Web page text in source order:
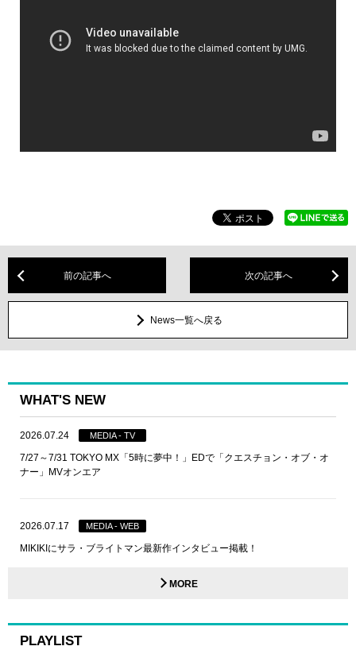
前の記事へ 次の記事へ
News一覧へ戻る
WHAT'S NEW
2026.07.24 MEDIA - TV
7/27～7/31 TOKYO MX「5時に夢中！」EDで「クエスチョン・オブ・オ
ナー」MVオンエア
2026.07.17 MEDIA - WEB
MIKIKIにサラ・ブライトマン最新作インタビュー掲載！
MORE
PLAYLIST